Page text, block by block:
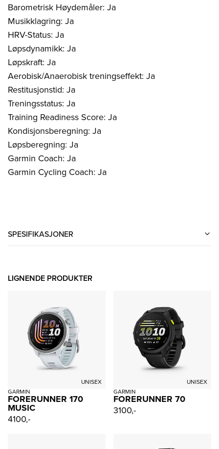
Barometrisk Høydemåler: Ja
Musikklagring: Ja
HRV-Status: Ja
Løpsdynamikk: Ja
Løpskraft: Ja
Aerobisk/Anaerobisk treningseffekt: Ja
Restitusjonstid: Ja
Treningsstatus: Ja
Training Readiness Score: Ja
Kondisjonsberegning: Ja
Løpsberegning: Ja
Garmin Coach: Ja
Garmin Cycling Coach: Ja
SPESIFIKASJONER
LIGNENDE PRODUKTER
UNISEX
GARMIN
FORERUNNER 170
MUSIC
4100,-
UNISEX
GARMIN
FORERUNNER 70
3100,-